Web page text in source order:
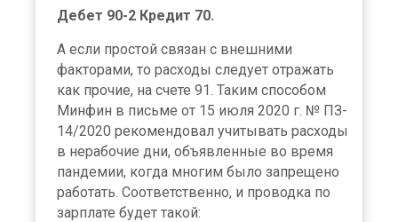
Дебет 90-2 Кредит 70.
А если простой связан с внешними
факторами, то расходы следует отражать
как прочие, на счете 91. Таким способом
Минфин в письме от 15 июля 2020 г. № ПЗ-
14/2020 рекомендовал учитывать расходы
в нерабочие дни, объявленные во время
пандемии, когда многим было запрещено
работать. Соответственно, и проводка по
зарплате будет такой: